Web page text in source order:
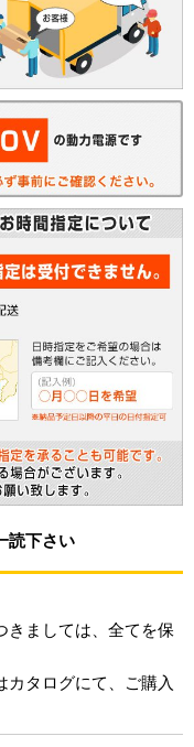
読下さい
きましては、全てを保
タログにて、ご購入